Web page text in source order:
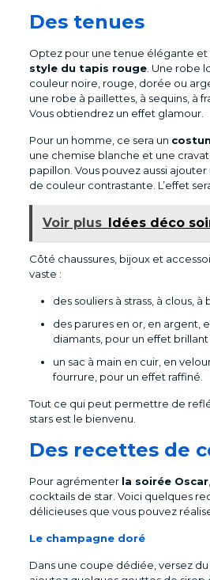
Des tenues
Optez pour une tenue élégante et
style du tapis rouge. Une robe
couleur noire, rouge, dorée ou
une robe à paillettes, à sequins, à
Vous obtiendrez un effet glamour.
Pour un homme, ce sera un
une chemise blanche et une
papillon. Vous pouvez aussi
de couleur contrastante. L’effet
Voir plus Idées déco
Côté chaussures, bijoux et
vaste :
des souliers à strass, à clous,
des parures en or, en argent,
diamants, pour un effet brillant
un sac à main en cuir, en
fourrure, pour un effet raffiné.
Tout ce qui peut permettre de
stars est le bienvenu.
Des recettes de
Pour agrémenter la soirée Oscar
cocktails de star. Voici quelques
délicieuses que vous pouvez
Le champagne doré
Dans une coupe dédiée, versez